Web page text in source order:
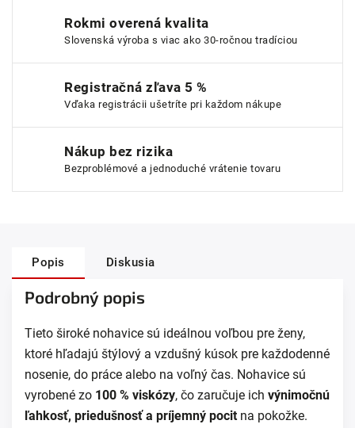
Rokmi overená kvalita
Slovenská výroba s viac ako 30-ročnou tradíciou
Registračná zľava 5 %
Vďaka registrácii ušetríte pri každom nákupe
Nákup bez rizika
Bezproblémové a jednoduché vrátenie tovaru
Popis Diskusia
Podrobný popis
Tieto široké nohavice sú ideálnou voľbou pre ženy,
ktoré hľadajú štýlový a vzdušný kúsok pre každodenné
nosenie, do práce alebo na voľný čas. Nohavice sú
vyrobené zo 100 % viskózy, čo zaručuje ich výnimočnú
ľahkosť, priedušnosť a príjemný pocit na pokožke.